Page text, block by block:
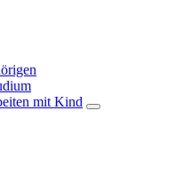
mit Kind